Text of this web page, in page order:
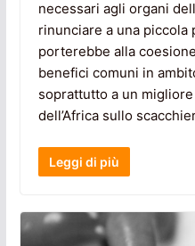
necessari agli organi
rinunciare a una piccola
porterebbe alla
benefici comuni in
soprattutto a un
dell’Africa sullo
Leggi di più